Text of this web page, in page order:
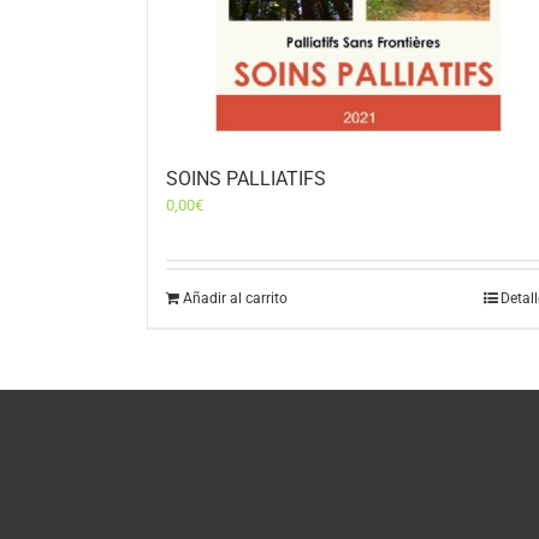
SOINS PALLIATIFS
0,00€
Añadir al carrito